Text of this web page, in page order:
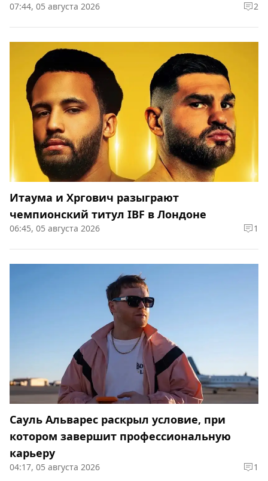
07:44, 05 августа 2026 2
Итаума и Хргович разыграют
чемпионский титул IBF в Лондоне
06:45, 05 августа 2026 1
Сауль Альварес раскрыл условие, при
котором завершит профессиональную
карьеру
04:17, 05 августа 2026 1